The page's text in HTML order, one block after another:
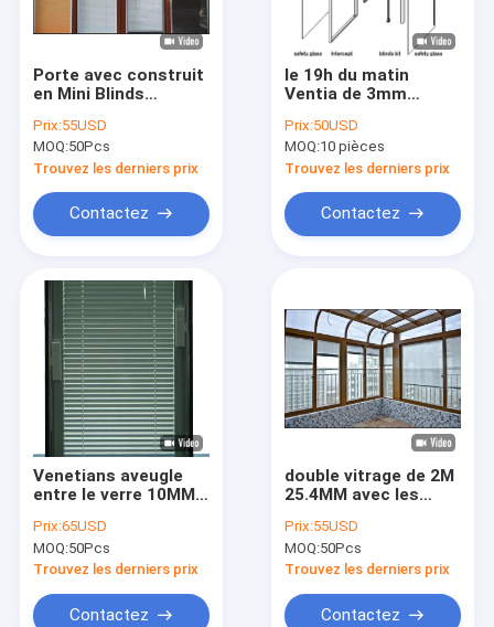
Porte avec construit
en Mini Blinds
DU MATIN Insulatioin
sain 2.1M
Prix:55USD
MOQ:50Pcs
Trouvez les derniers prix
Contactez
le 19h du matin
Ventia de 3mm
double vitrage en
verre pour l'école
Prix:50USD
MOQ:10 pièces
Trouvez les derniers prix
Contactez
Venetians aveugle
entre le verre 10MM à
vitrage à l'épreuve
des balles
Prix:65USD
MOQ:50Pcs
Trouvez les derniers prix
Contactez
double vitrage de 2M
25.4MM avec les
pour le système de
solariums
hermétiquement
Prix:55USD
MOQ:50Pcs
Trouvez les derniers prix
Contactez